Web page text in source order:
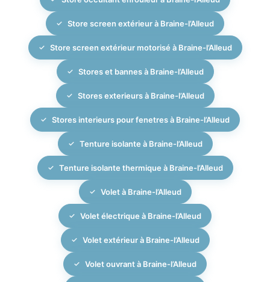
Store screen extérieur à Braine-l’Alleud
Store screen extérieur motorisé à Braine-l’Alleud
Stores et bannes à Braine-l’Alleud
Stores exterieurs à Braine-l’Alleud
Stores interieurs pour fenetres à Braine-l’Alleud
Tenture isolante à Braine-l’Alleud
Tenture isolante thermique à Braine-l’Alleud
Volet à Braine-l’Alleud
Volet électrique à Braine-l’Alleud
Volet extérieur à Braine-l’Alleud
Volet ouvrant à Braine-l’Alleud